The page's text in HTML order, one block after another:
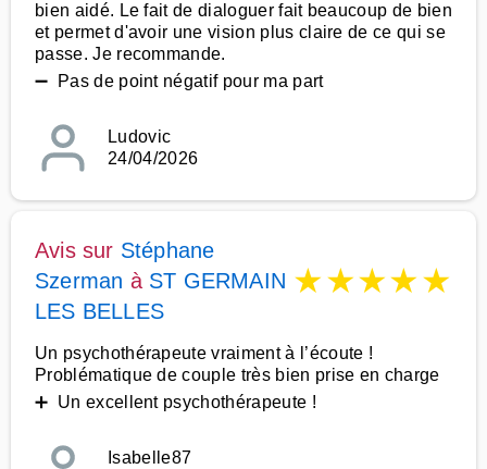
bien aidé. Le fait de dialoguer fait beaucoup de bien
et permet d'avoir une vision plus claire de ce qui se
passe. Je recommande.
➖ Pas de point négatif pour ma part
Ludovic
24/04/2026
Avis sur Stéphane
Szerman à ST GERMAIN
LES BELLES
★★★★★
Un psychothérapeute vraiment à l’écoute !
Problématique de couple très bien prise en charge
➕ Un excellent psychothérapeute !
Isabelle87